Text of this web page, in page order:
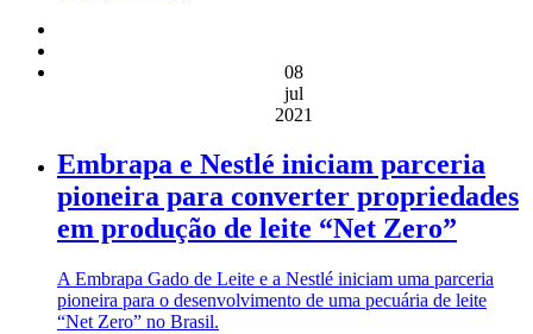
08
jul
2021
Embrapa e Nestlé iniciam parceria
pioneira para converter propriedades
em produção de leite “Net Zero”
A Embrapa Gado de Leite e a Nestlé iniciam uma parceria
pioneira para o desenvolvimento de uma pecuária de leite
“Net Zero” no Brasil.